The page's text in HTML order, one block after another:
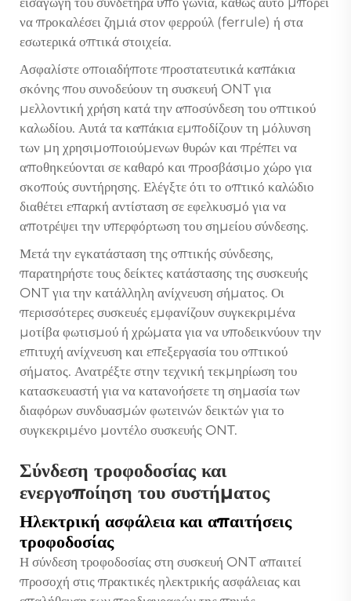
να προκαλέσει ζημιά στον φερρούλ (ferrule) ή στα
εσωτερικά οπτικά στοιχεία.
Ασφαλίστε οποιαδήποτε προστατευτικά καπάκια
σκόνης που συνοδεύουν τη συσκευή ONT για
μελλοντική χρήση κατά την αποσύνδεση του οπτικού
καλωδίου. Αυτά τα καπάκια εμποδίζουν τη μόλυνση
των μη χρησιμοποιούμενων θυρών και πρέπει να
αποθηκεύονται σε καθαρό και προσβάσιμο χώρο για
σκοπούς συντήρησης. Ελέγξτε ότι το οπτικό καλώδιο
διαθέτει επαρκή αντίσταση σε εφελκυσμό για να
αποτρέψει την υπερφόρτωση του σημείου σύνδεσης.
Μετά την εγκατάσταση της οπτικής σύνδεσης,
παρατηρήστε τους δείκτες κατάστασης της συσκευής
ONT για την κατάλληλη ανίχνευση σήματος. Οι
περισσότερες συσκευές εμφανίζουν συγκεκριμένα
μοτίβα φωτισμού ή χρώματα για να υποδεικνύουν την
επιτυχή ανίχνευση και επεξεργασία του οπτικού
σήματος. Ανατρέξτε στην τεχνική τεκμηρίωση του
κατασκευαστή για να κατανοήσετε τη σημασία των
διαφόρων συνδυασμών φωτεινών δεικτών για το
συγκεκριμένο μοντέλο συσκευής ONT.
Σύνδεση τροφοδοσίας και
ενεργοποίηση του συστήματος
Ηλεκτρική ασφάλεια και απαιτήσεις
τροφοδοσίας
Η σύνδεση τροφοδοσίας στη συσκευή ONT απαιτεί
προσοχή στις πρακτικές ηλεκτρικής ασφάλειας και